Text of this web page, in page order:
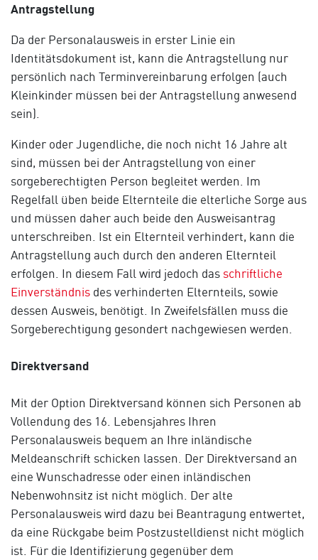
Antragstellung
Da der Personalausweis in erster Linie ein
Identitätsdokument ist, kann die Antragstellung nur
persönlich nach Terminvereinbarung erfolgen (auch
Kleinkinder müssen bei der Antragstellung anwesend
sein).
Kinder oder Jugendliche, die noch nicht 16 Jahre alt
sind, müssen bei der Antragstellung von einer
sorgeberechtigten Person begleitet werden. Im
Regelfall üben beide Elternteile die elterliche Sorge aus
und müssen daher auch beide den Ausweisantrag
unterschreiben. Ist ein Elternteil verhindert, kann die
Antragstellung auch durch den anderen Elternteil
erfolgen. In diesem Fall wird jedoch das schriftliche
Einverständnis des verhinderten Elternteils, sowie
dessen Ausweis, benötigt. In Zweifelsfällen muss die
Sorgeberechtigung gesondert nachgewiesen werden.
Direktversand
Mit der Option Direktversand können sich Personen ab
Vollendung des 16. Lebensjahres Ihren
Personalausweis bequem an Ihre inländische
Meldeanschrift schicken lassen. Der Direktversand an
eine Wunschadresse oder einen inländischen
Nebenwohnsitz ist nicht möglich. Der alte
Personalausweis wird dazu bei Beantragung entwertet,
da eine Rückgabe beim Postzustelldienst nicht möglich
ist. Für die Identifizierung gegenüber dem